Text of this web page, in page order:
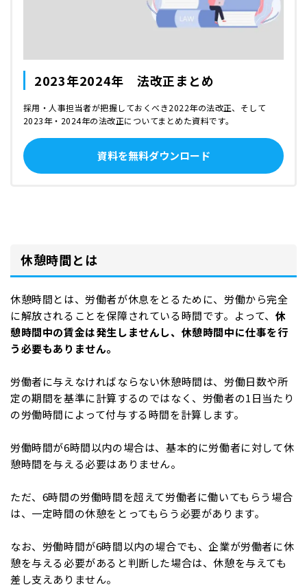
2023年2024年 法改正まとめ
採用・人事担当者が把握しておくべき2022年の法改正、そして
2023年・2024年の法改正についてまとめた資料です。
資料を無料ダウンロード
休憩時間とは
休憩時間とは、労働者が休息をとるために、労働から完全
に解放されることを保障されている時間です。よって、 休
憩時間中の賃金は発生しませんし、休憩時間中に仕事を行
う必要もありません。
労働者に与えなければならない休憩時間は、労働日数や所
定の期間を基準に計算するのではなく、労働者の1日当たり
の労働時間によって付与する時間を計算します。
労働時間が6時間以内の場合は、基本的に労働者に対して休
憩時間を与える必要はありません。
ただ、6時間の労働時間を超えて労働者に働いてもらう場合
は、一定時間の休憩をとってもらう必要があります。
なお、労働時間が6時間以内の場合でも、企業が労働者に休
憩を与える必要があると判断した場合は、休憩を与えても
差し支えありません。